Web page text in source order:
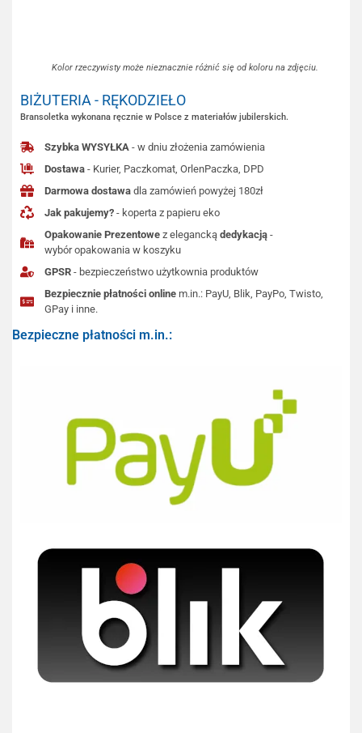
Kolor rzeczywisty może nieznacznie różnić się od koloru na zdjęciu.
BIŻUTERIA - RĘKODZIEŁO
Bransoletka wykonana ręcznie w Polsce z materiałów jubilerskich.
Szybka WYSYŁKA - w dniu złożenia zamówienia
Dostawa - Kurier, Paczkomat, OrlenPaczka, DPD
Darmowa dostawa dla zamówień powyżej 180zł
Jak pakujemy? - koperta z papieru eko
Opakowanie Prezentowe z eleganckądedykacją -
wybór opakowania w koszyku
GPSR - bezpieczeństwo użytkownia produktów
Bezpiecznie płatności online m.in.: PayU, Blik, PayPo, Twisto,
GPay i inne.
Bezpieczne płatności m.in.: